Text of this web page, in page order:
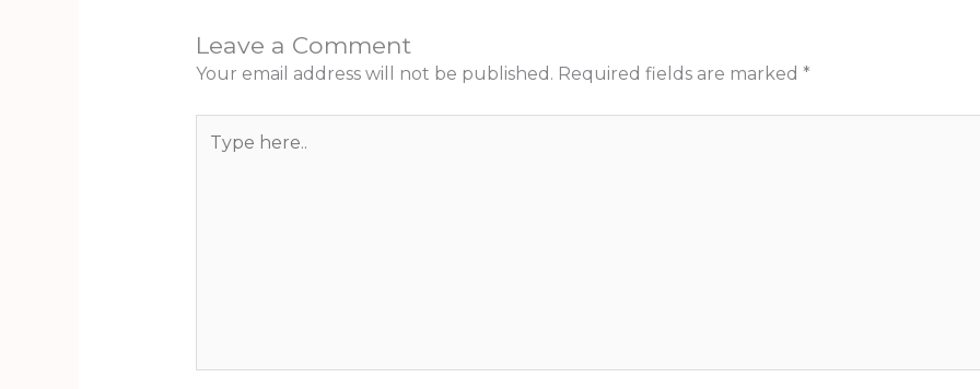
Leave a Comment
Your email address will not be published. Required fields are marked *
here..